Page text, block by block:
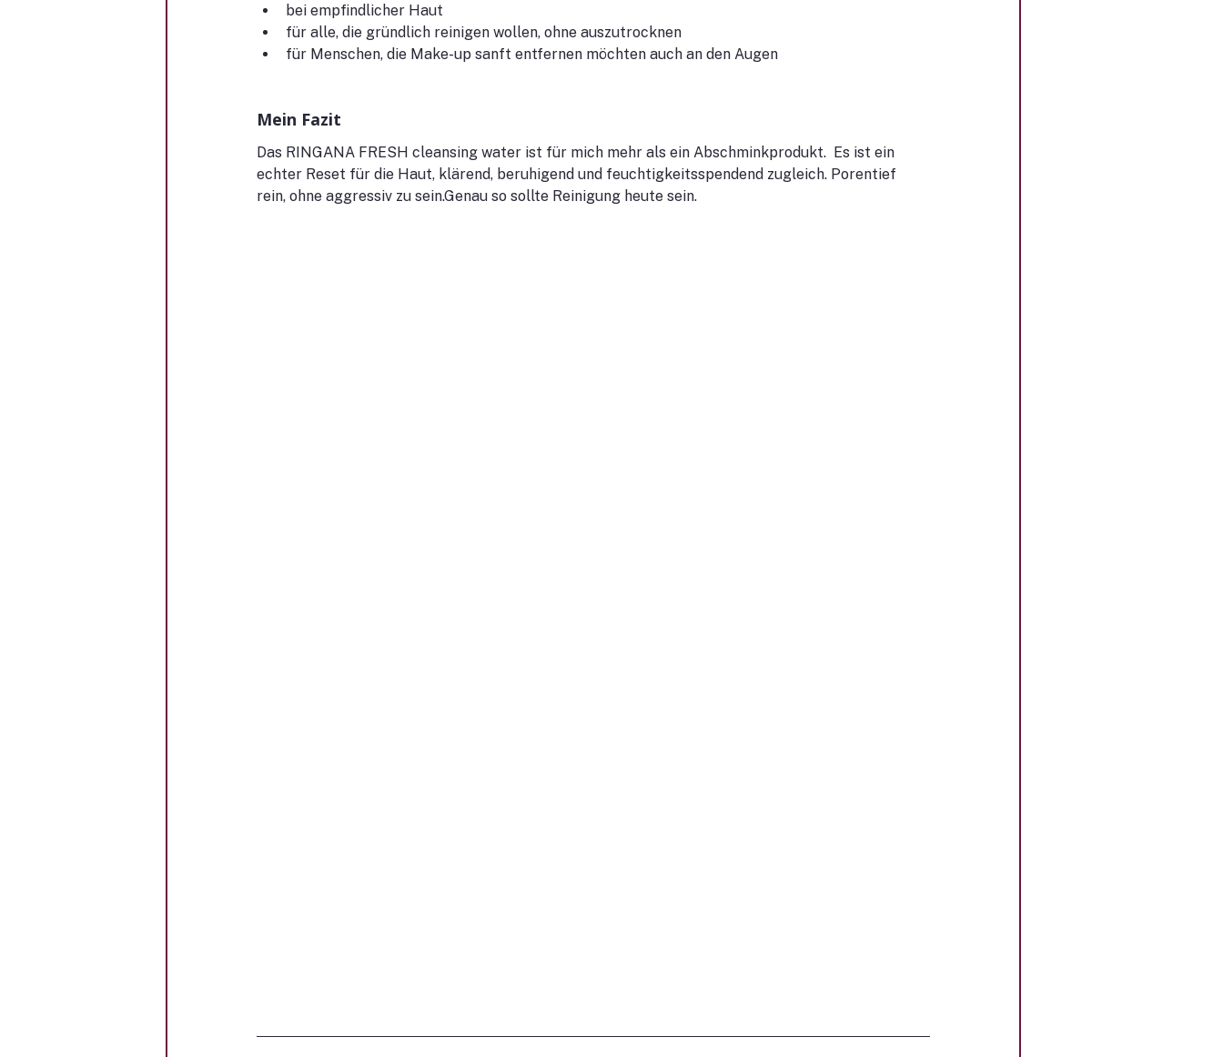
bei empfindlicher Haut
für alle, die gründlich reinigen wollen, ohne auszutrocknen
für Menschen, die Make-up sanft entfernen möchten auch an den Augen
Mein Fazit
Das RINGANA FRESH cleansing water ist für mich mehr als ein Abschminkprodukt.  Es ist ein
echter Reset für die Haut, klärend, beruhigend und feuchtigkeitsspendend zugleich. Porentief
rein, ohne aggressiv zu sein.Genau so sollte Reinigung heute sein.